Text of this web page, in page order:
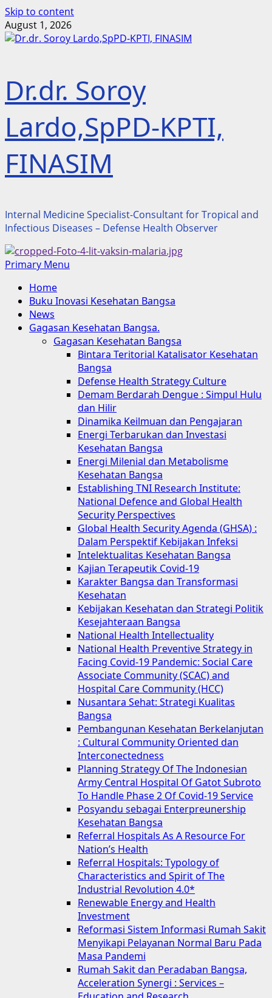
Skip to content
August 1, 2026
Dr.dr. Soroy
Lardo,SpPD-KPTI,
FINASIM
Internal Medicine Specialist-Consultant for Tropical and
Infectious Diseases – Defense Health Observer
Primary Menu
Home
Buku Inovasi Kesehatan Bangsa
News
Gagasan Kesehatan Bangsa.
Gagasan Kesehatan Bangsa
Bintara Teritorial Katalisator Kesehatan
Bangsa
Defense Health Strategy Culture
Demam Berdarah Dengue : Simpul Hulu
dan Hilir
Dinamika Keilmuan dan Pengajaran
Energi Terbarukan dan Investasi
Kesehatan Bangsa
Energi Milenial dan Metabolisme
Kesehatan Bangsa
Establishing TNI Research Institute:
National Defence and Global Health
Security Perspectives
Global Health Security Agenda (GHSA) :
Dalam Perspektif Kebijakan Infeksi
Intelektualitas Kesehatan Bangsa
Kajian Terapeutik Covid-19
Karakter Bangsa dan Transformasi
Kesehatan
Kebijakan Kesehatan dan Strategi Politik
Kesejahteraan Bangsa
National Health Intellectuality
National Health Preventive Strategy in
Facing Covid-19 Pandemic: Social Care
Associate Community (SCAC) and
Hospital Care Community (HCC)
Nusantara Sehat: Strategi Kualitas
Bangsa
Pembangunan Kesehatan Berkelanjutan
: Cultural Community Oriented dan
Interconectedness
Planning Strategy Of The Indonesian
Army Central Hospital Of Gatot Subroto
To Handle Phase 2 Of Covid-19 Service
Posyandu sebagai Enterpreunership
Kesehatan Bangsa
Referral Hospitals As A Resource For
Nation’s Health
Referral Hospitals: Typology of
Characteristics and Spirit of The
Industrial Revolution 4.0*
Renewable Energy and Health
Investment
Reformasi Sistem Informasi Rumah Sakit
Menyikapi Pelayanan Normal Baru Pada
Masa Pandemi
Rumah Sakit dan Peradaban Bangsa,
Acceleration Synergi : Services –